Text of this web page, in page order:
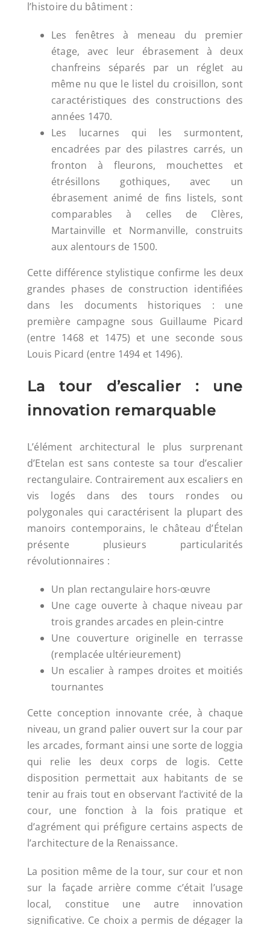
l’histoire du bâtiment :
Les fenêtres à meneau du premier
étage, avec leur ébrasement à deux
chanfreins séparés par un réglet au
même nu que le listel du croisillon, sont
caractéristiques des constructions des
années 1470.
Les lucarnes qui les surmontent,
encadrées par des pilastres carrés, un
fronton à fleurons, mouchettes et
étrésillons gothiques, avec un
ébrasement animé de fins listels, sont
comparables à celles de Clères,
Martainville et Normanville, construits
aux alentours de 1500.
Cette différence stylistique confirme les deux
grandes phases de construction identifiées
dans les documents historiques : une
première campagne sous Guillaume Picard
(entre 1468 et 1475) et une seconde sous
Louis Picard (entre 1494 et 1496).
La tour d’escalier : une
innovation remarquable
L’élément architectural le plus surprenant
d’Etelan est sans conteste sa tour d’escalier
rectangulaire. Contrairement aux escaliers en
vis logés dans des tours rondes ou
polygonales qui caractérisent la plupart des
manoirs contemporains, le château d’Ételan
présente plusieurs particularités
révolutionnaires :
Un plan rectangulaire hors-œuvre
Une cage ouverte à chaque niveau par
trois grandes arcades en plein-cintre
Une couverture originelle en terrasse
(remplacée ultérieurement)
Un escalier à rampes droites et moitiés
tournantes
Cette conception innovante crée, à chaque
niveau, un grand palier ouvert sur la cour par
les arcades, formant ainsi une sorte de loggia
qui relie les deux corps de logis. Cette
disposition permettait aux habitants de se
tenir au frais tout en observant l’activité de la
cour, une fonction à la fois pratique et
d’agrément qui préfigure certains aspects de
l’architecture de la Renaissance.
La position même de la tour, sur cour et non
sur la façade arrière comme c’était l’usage
local, constitue une autre innovation
significative. Ce choix a permis de dégager la